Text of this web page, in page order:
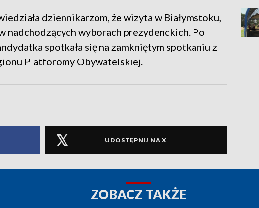
dziennikarzom, że wizyta w Białymstoku,
nadchodzących wyborach prezydenckich. Po
spotkała się na zamkniętym spotkaniu z
Platforomy Obywatelskiej.
UDOSTĘPNIJ NA X
ZOBACZ TAKŻE